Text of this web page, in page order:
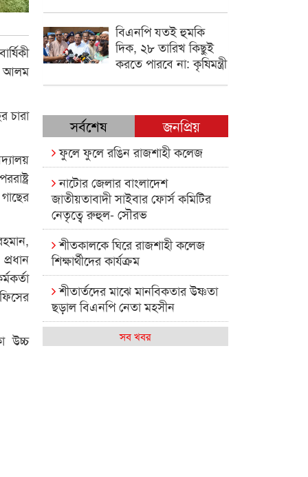
আলম
চারা
উচ্চ
বিএনপি যতই হুমকি
দিক, ২৮ তারিখ কিছুই
করতে পারবে না: কৃষিমন্ত্রী
সর্বশেষ জনপ্রিয়
ফুলে ফুলে রঙিন রাজশাহী কলেজ
নাটোর জেলার বাংলাদেশ
জাতীয়তাবাদী সাইবার ফোর্স কমিটির
নেতৃত্বে রুহুল- সৌরভ
শীতকালকে ঘিরে রাজশাহী কলেজ
শিক্ষার্থীদের কার্যক্রম
শীতার্তদের মাঝে মানবিকতার উষ্ণতা
ছড়াল বিএনপি নেতা মহসীন
রাজশাহী কলেজের মিষ্টি বিকেল
সব খবর